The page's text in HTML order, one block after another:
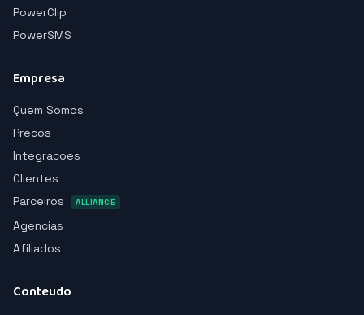
PowerClip
PowerSMS
Empresa
Quem Somos
Precos
Integracoes
Clientes
Parceiros
ALLIANCE
Agencias
Afiliados
Conteudo